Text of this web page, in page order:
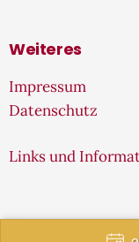
Weiteres
Impressum
Datenschutz
Links und